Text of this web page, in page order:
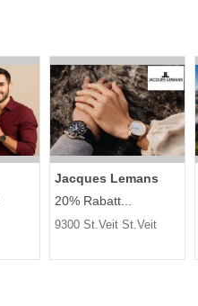
Jacques Lemans
20% Rabatt...
9300 St.Veit St.Veit